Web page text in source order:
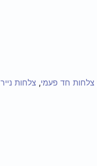
צלחות חד פעמי, צלחות נייר